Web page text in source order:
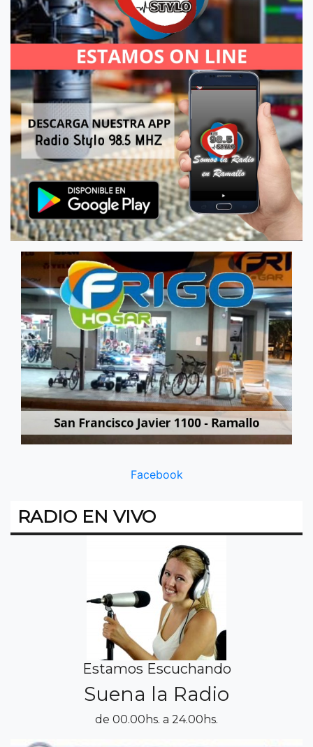
Facebook
RADIO EN VIVO
Estamos Escuchando
Suena la Radio
de 00.00hs. a 24.00hs.